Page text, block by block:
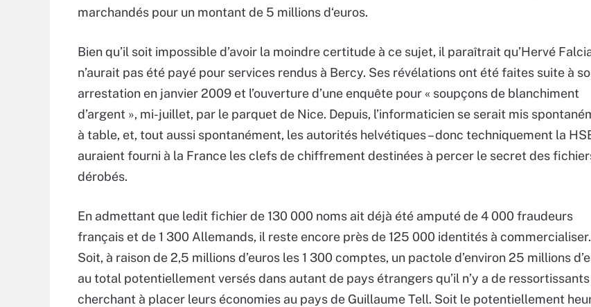
marchandés pour un montant de 5 millions d‘euros.
Bien qu’il soit impossible d’avoir la moindre certitude à ce sujet, il paraîtrait qu’Hervé
n’aurait pas été payé pour services rendus à Bercy. Ses révélations ont été faites suite à
arrestation en janvier 2009 et l’ouverture d’une enquête pour « soupçons de blanchiment
d’argent », mi-juillet, par le parquet de Nice. Depuis, l’informaticien se serait mis
à table, et, tout aussi spontanément, les autorités helvétiques – donc techniquement la
auraient fourni à la France les clefs de chiffrement destinées à percer le secret des
dérobés.
En admettant que ledit fichier de 130 000 noms ait déjà été amputé de 4 000 fraudeurs
français et de 1 300 Allemands, il reste encore près de 125 000 identités à commercialiser.
Soit, à raison de 2,5 millions d’euros les 1 300 comptes, un pactole d’environ 25 millions
au total potentiellement versés dans autant de pays étrangers qu’il n’y a de ressortissants
cherchant à placer leurs économies au pays de Guillaume Tell. Soit le potentiellement